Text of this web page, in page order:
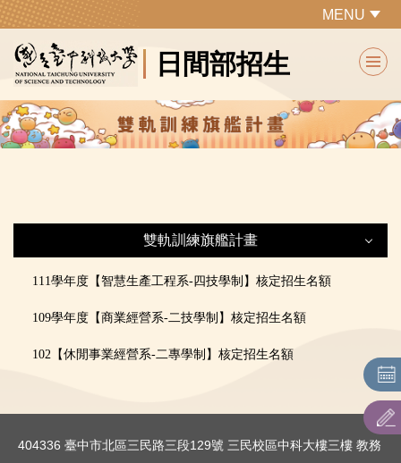
跳
主
要
內
容
區
日間部招生
MENU
雙軌訓練旗艦計畫
雙軌訓練旗艦計畫
111學年度【智慧生產工程系-四技學制】核定招生名額
109學年度【商業經營系-二技學制】核定招生名額
102 【休閒事業經營系-二專學制】核定招生名額
404336 臺中市北區三民路三段129號 三民校區中科大樓三樓 教務